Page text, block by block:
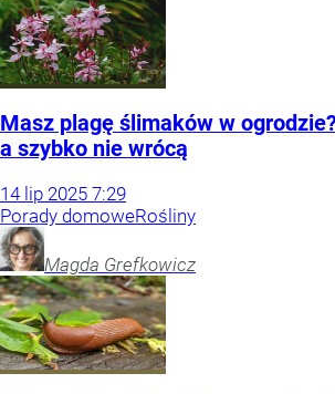
Masz plagę ślimaków w
a szybko nie wrócą
14 lip 2025 7:29
Porady domoweRośliny
Magda Grefkowicz